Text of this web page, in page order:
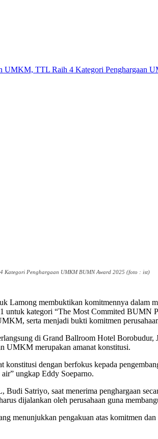
Kategori Penghargaan UMKM BUMN Award 2025 (foto : ist)
Lamong membuktikan komitmennya dalam
kategori “The Most Commited BUMN
serta menjadi bukti komitmen
di Grand Ballroom Hotel
UMKM merupakan amanat konstitusi.
dengan berfokus kepada
ungkap Eddy Soeparno.
Satriyo, saat menerima penghargaan
dijalankan oleh perusahaan guna
menunjukkan pengakuan atas komitmen